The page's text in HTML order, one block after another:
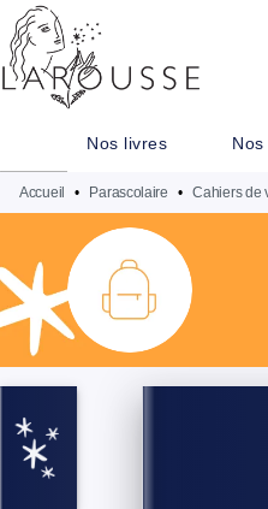
MENU
Nos livres
Accueil • Parascolaire • Cahiers de